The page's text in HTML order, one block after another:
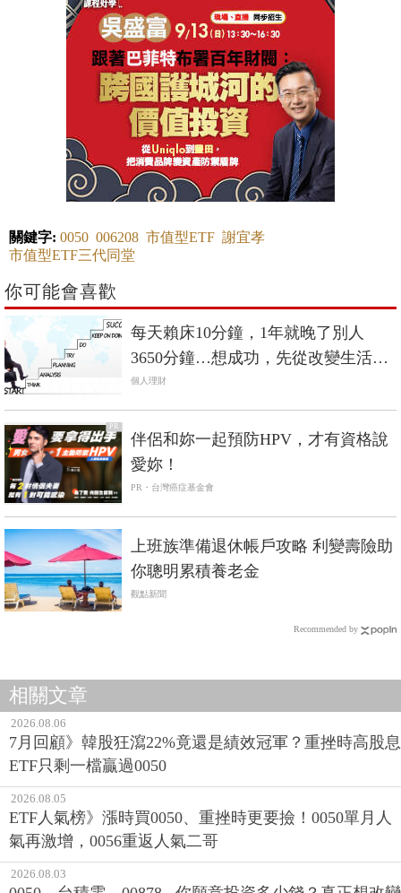
關鍵字: 0050 006208 市值型ETF 謝宜孝
市值型ETF三代同堂
你可能會喜歡
每天賴床10分鐘，1年就晚了別人
3650分鐘…想成功，先從改變生活做
起
個人理財
PR
伴侶和妳一起預防HPV，才有資格說
愛妳！
PR・台灣癌症基金會
上班族準備退休帳戶攻略 利變壽險助
你聰明累積養老金
觀點新聞
Recommended by
相關文章
2026.08.06
7月回顧》韓股狂瀉22%竟還是績效冠軍？重挫時高股息
ETF只剩一檔贏過0050
2026.08.05
ETF人氣榜》漲時買0050、重挫時更要撿！0050單月人
氣再激增，0056重返人氣二哥
2026.08.03